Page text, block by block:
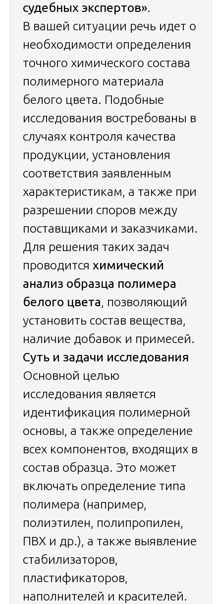
судебных экспертов».
В вашей ситуации речь идет о
необходимости определения
точного химического состава
полимерного материала
белого цвета. Подобные
исследования востребованы в
случаях контроля качества
продукции, установления
соответствия заявленным
характеристикам, а также при
разрешении споров между
поставщиками и заказчиками.
Для решения таких задач
проводится химический
анализ образца полимера
белого цвета, позволяющий
установить состав вещества,
наличие добавок и примесей.
Суть и задачи исследования
Основной целью
исследования является
идентификация полимерной
основы, а также определение
всех компонентов, входящих в
состав образца. Это может
включать определение типа
полимера (например,
полиэтилен, полипропилен,
ПВХ и др.), а также выявление
стабилизаторов,
пластификаторов,
наполнителей и красителей.